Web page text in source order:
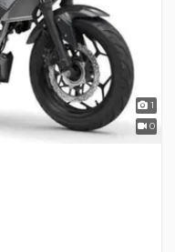
1
0